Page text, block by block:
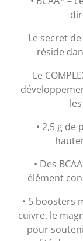
Le secret
réside
Le
• 2,5 g de
• Des
élément
• 5 boosters
cuivre, le
pour